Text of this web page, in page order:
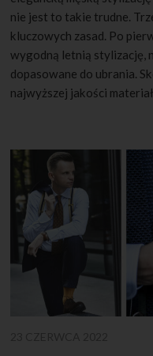
nie jest to takie trudne.
kluczowych zasad. Po
wygodną letnią stylizację,
dopasowane do ubrania.
najwyższej jakości